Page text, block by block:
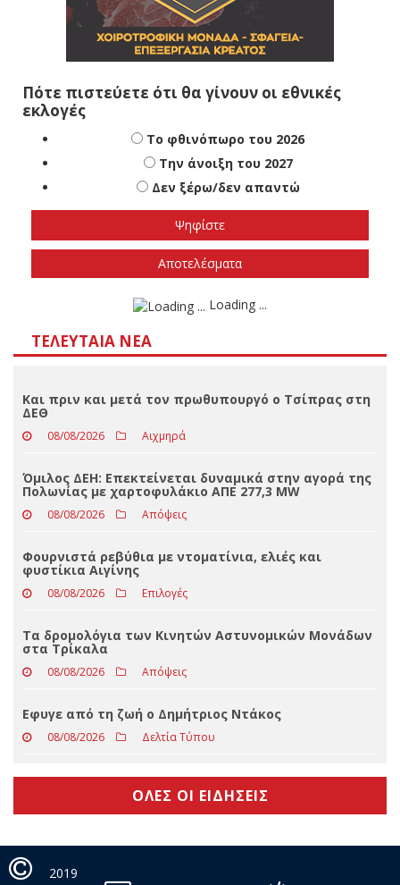
Πότε πιστεύετε ότι θα γίνουν οι εθνικές
εκλογές
Το φθινόπωρο του 2026
Την άνοιξη του 2027
Δεν ξέρω/δεν απαντώ
Αποτελέσματα
Loading ...
Και πριν και μετά τον πρωθυπουργό ο Τσίπρας στη
ΔΕΘ
08/08/2026 Αιχμηρά
Όμιλος ΔΕΗ: Επεκτείνεται δυναμικά στην αγορά της
Πολωνίας με χαρτοφυλάκιο ΑΠΕ 277,3 MW
08/08/2026 Απόψεις
Φουρνιστά ρεβύθια με ντοματίνια, ελιές και
φυστίκια Αιγίνης
08/08/2026 Επιλογές
Τα δρομολόγια των Κινητών Αστυνομικών Μονάδων
στα Τρίκαλα
08/08/2026 Απόψεις
Eφυγε από τη ζωή ο Δημήτριος Ντάκος
08/08/2026
ΟΛΕΣ ΟΙ ΕΙΔΗΣΕΙΣ
Απορρήτου
weaved by
ΕΓΚΡΙΤΟΣ